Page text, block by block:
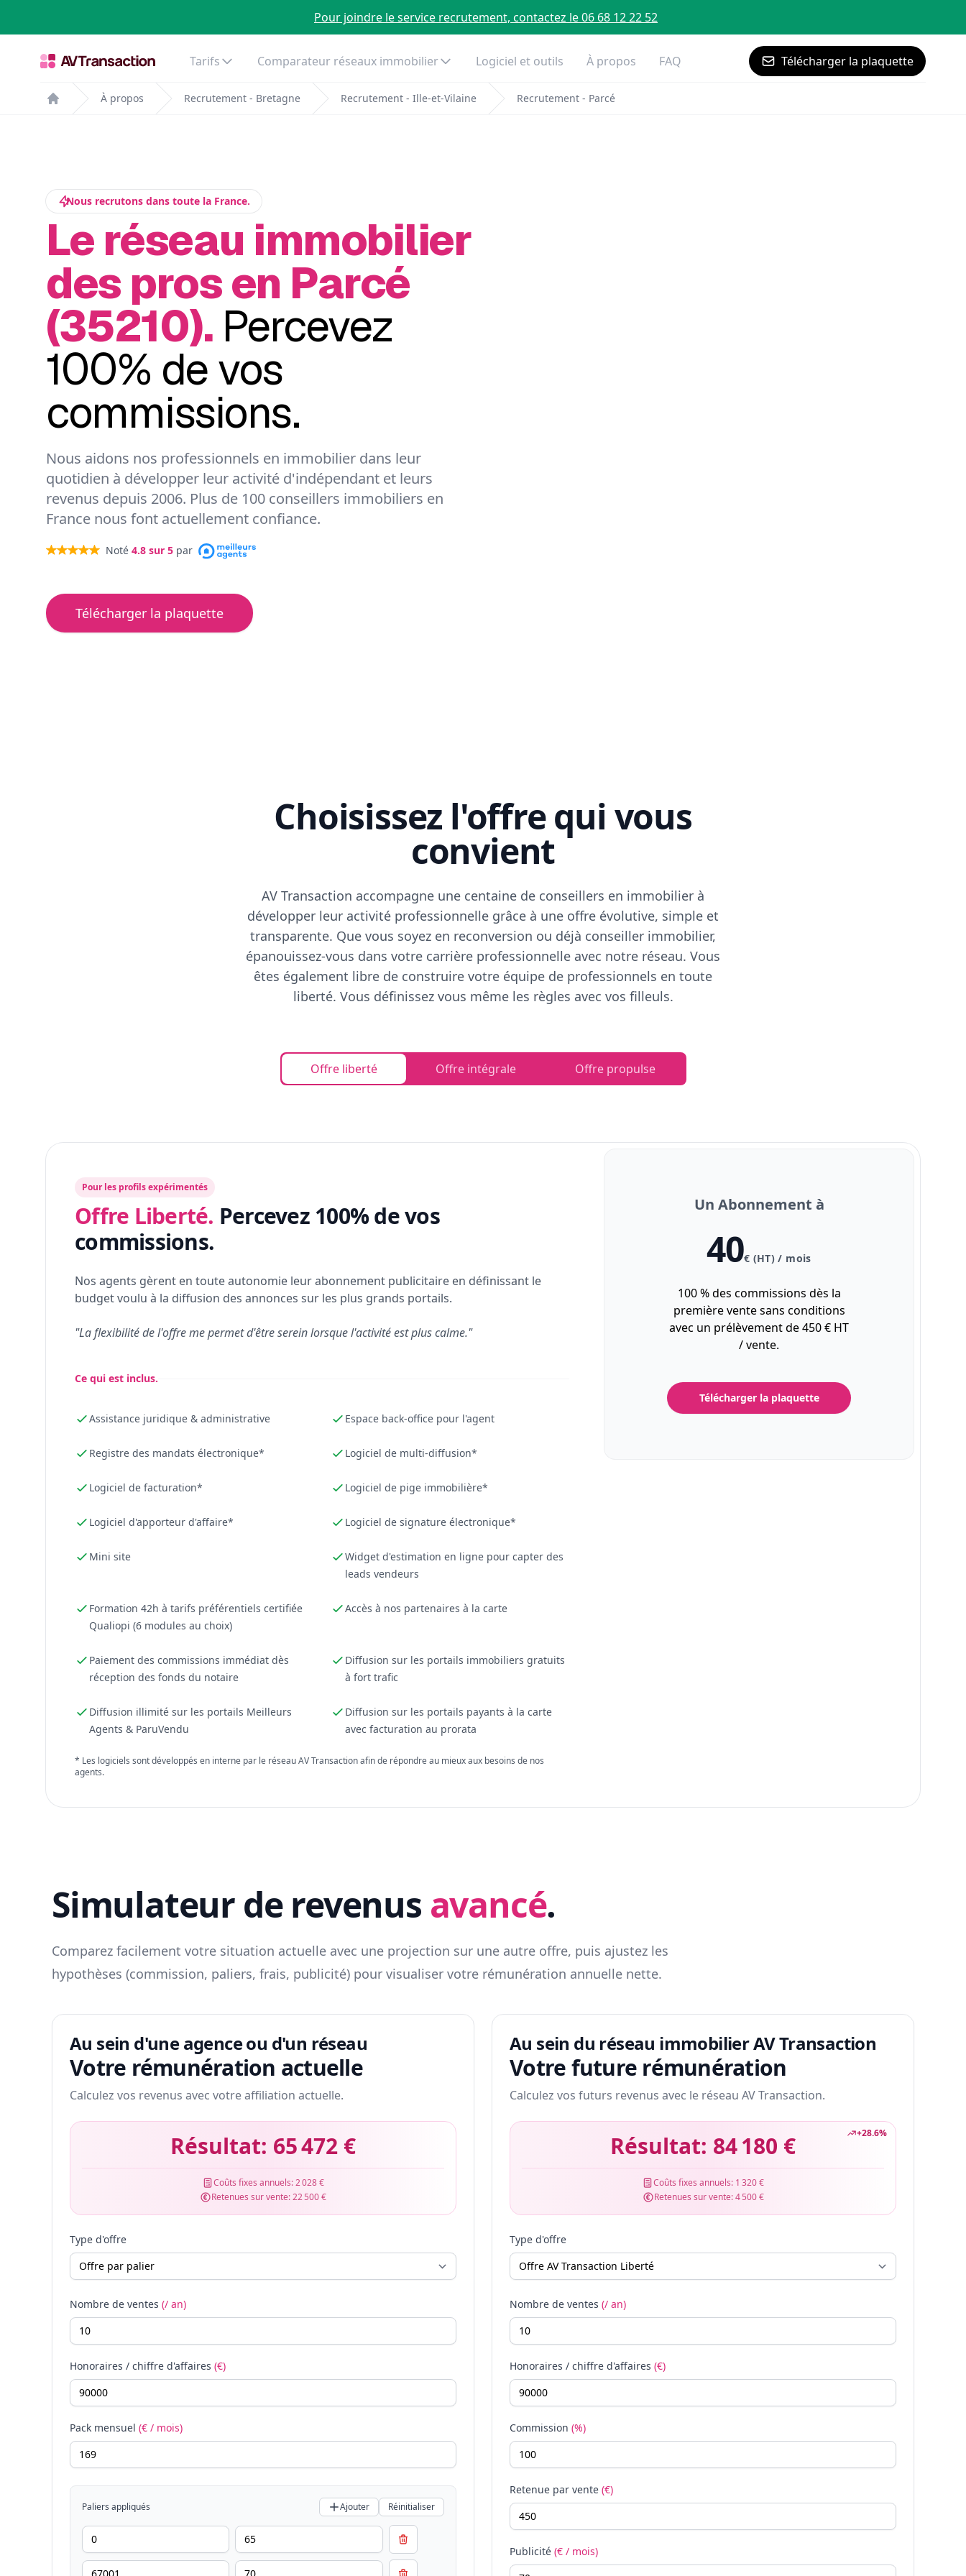
Pour joindre le service recrutement, contactez le 06 68 12 22 52
Tarifs Comparateur réseaux immobilier Logiciel et outils À propos FAQ Télécharger la plaquette
Home
À propos Recrutement - Bretagne Recrutement - Ille-et-Vilaine Recrutement - Parcé
Nous recrutons dans toute la France.
Le réseau immobilier
des pros en Parcé
(35210). Percevez
100% de vos
commissions.
Nous aidons nos professionnels en immobilier dans leur
quotidien à développer leur activité d'indépendant et leurs
revenus depuis 2006. Plus de 100 conseillers immobiliers en
France nous font actuellement confiance.
Noté 4.8 sur 5 par
Télécharger la plaquette
Choisissez l'offre qui vous
convient
AV Transaction accompagne une centaine de conseillers en immobilier à
développer leur activité professionnelle grâce à une offre évolutive, simple et
transparente. Que vous soyez en reconversion ou déjà conseiller immobilier,
épanouissez-vous dans votre carrière professionnelle avec notre réseau. Vous
êtes également libre de construire votre équipe de professionnels en toute
liberté. Vous définissez vous même les règles avec vos filleuls.
Offre liberté Offre intégrale Offre propulse
Pour les profils expérimentés
Offre Liberté. Percevez 100% de vos
commissions.
Nos agents gèrent en toute autonomie leur abonnement publicitaire en définissant le
budget voulu à la diffusion des annonces sur les plus grands portails.
"La flexibilité de l'offre me permet d'être serein lorsque l'activité est plus calme."
Ce qui est inclus.
Assistance juridique & administrative Espace back-office pour l'agent
Registre des mandats électronique* Logiciel de multi-diffusion*
Logiciel de facturation* Logiciel de pige immobilière*
Logiciel d'apporteur d'affaire* Logiciel de signature électronique*
Mini site
Widget d'estimation en ligne pour capter des
leads vendeurs
Formation 42h à tarifs préférentiels certifiée
Qualiopi (6 modules au choix)
Accès à nos partenaires à la carte
Paiement des commissions immédiat dès
réception des fonds du notaire
Diffusion sur les portails immobiliers gratuits
à fort trafic
Diffusion illimité sur les portails Meilleurs
Agents & ParuVendu
Diffusion sur les portails payants à la carte
avec facturation au prorata
* Les logiciels sont développés en interne par le réseau AV Transaction afin de répondre au mieux aux besoins de nos
agents.
Un Abonnement à
40€ (HT) / mois
100 % des commissions dès la
première vente sans conditions
avec un prélèvement de 450 € HT
/ vente.
Télécharger la plaquette
Simulateur de revenus avancé.
Comparez facilement votre situation actuelle avec une projection sur une autre offre, puis ajustez les
hypothèses (commission, paliers, frais, publicité) pour visualiser votre rémunération annuelle nette.
Au sein d'une agence ou d'un réseau
Votre rémunération actuelle
Calculez vos revenus avec votre affiliation actuelle.
Résultat: 65 472 €
Coûts fixes annuels:2 028 €
Retenues sur vente:22 500 €
Type d'offre
Nombre de ventes (/ an)
Honoraires / chiffre d'affaires (€)
Pack mensuel (€ / mois)
Paliers appliqués Ajouter Réinitialiser
Au sein du réseau immobilier AV Transaction
Votre future rémunération
Calculez vos futurs revenus avec le réseau AV Transaction.
+28.6%
Résultat: 84 180 €
Coûts fixes annuels: 1 320 €
Retenues sur vente:4 500 €
Type d'offre
Nombre de ventes (/ an)
Honoraires / chiffre d'affaires (€)
Commission (%)
Retenue par vente (€)
Publicité (€ / mois)